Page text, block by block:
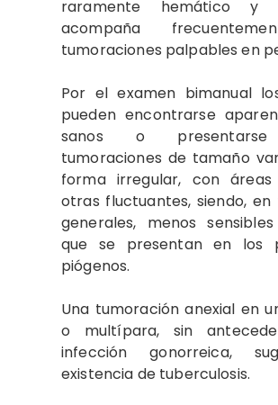
raramente hemático y
acompaña
tumoraciones palpables en
Por el examen bimanual
pueden encontrarse
sanos o
tumoraciones de tamaño
forma irregular, con
otras fluctuantes, siendo, en
generales, menos
que se presentan en los
piógenos.
Una tumoración anexial en
o multípara, sin
infección gonorreica,
existencia de tuberculosis.